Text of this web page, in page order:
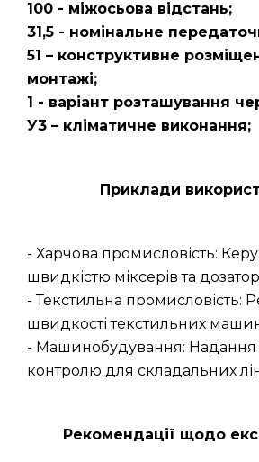
100 - міжосьова відстань;
31,5 - номінальне
51 – конструктивне
монтажі;
1 - варіант розташування
У3 – кліматичне виконання;
Приклади
- Харчова промисловість:
швидкістю міксерів та
- Текстильна промисловість:
швидкості текстильних
- Машинобудування: Надання
контролю для складальних
Рекомендації щодо